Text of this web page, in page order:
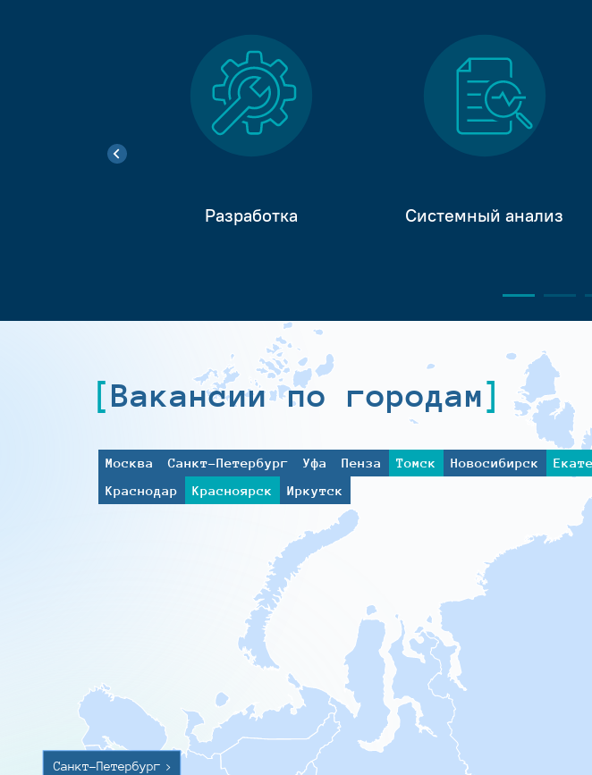
Разработка Системный анализ
Вакансии по городам
Москва Санкт-Петербург Уфа Пенза Томск Новосибирск
Краснодар
Красноярск Иркутск
Санкт-Петербург >